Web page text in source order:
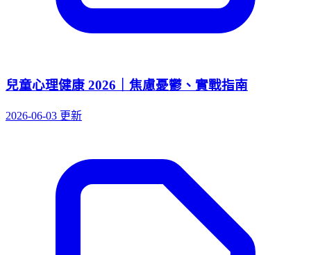
兒童心理健康 2026｜焦慮憂鬱、實戰指南
2026-06-03 更新